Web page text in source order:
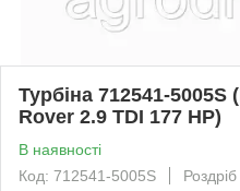
Турбіна 712541-
Rover 2.9 TDI 177 HP)
В наявності
Код: 712541-5005S
Роздріб